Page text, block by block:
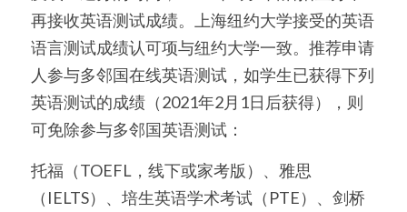
再接收英语测试成绩。上海纽约大学接受的英语
语言测试成绩认可项与纽约大学一致。推荐申请
人参与多邻国在线英语测试，如学生已获得下列
英语测试的成绩（2021年2月1日后获得），则
可免除参与多邻国英语测试：
托福（TOEFL，线下或家考版）、雅思
（IELTS）、培生英语学术考试（PTE）、剑桥